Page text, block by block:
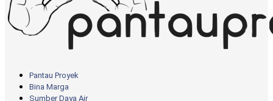
Pantau Proyek
Bina Marga
Sumber Daya Air